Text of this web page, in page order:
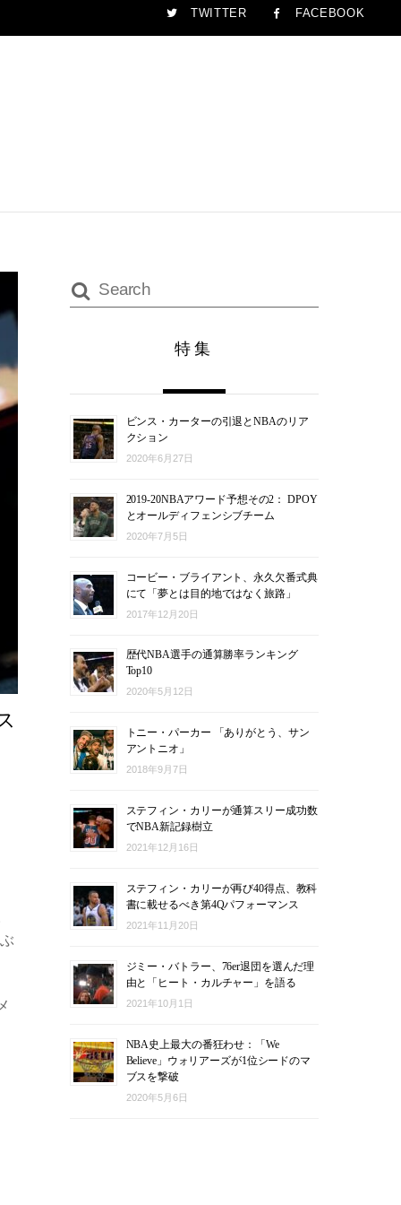
TWITTER FACEBOOK
特集
ビンス・カーターの引退とNBAのリア
クション
2020年6月27日
2019-20NBAアワード予想その2： DPOY
とオールディフェンシブチーム
2020年7月5日
コービー・ブライアント、永久欠番式典
にて「夢とは目的地ではなく旅路」
2017年12月20日
歴代NBA選手の通算勝率ランキング
Top10
2020年5月12日
トニー・パーカー 「ありがとう、サン
アントニオ」
2018年9月7日
ステフィン・カリーが通算スリー成功数
でNBA新記録樹立
2021年12月16日
ステフィン・カリーが再び40得点、教科
書に載せるべき第4Qパフォーマンス
2021年11月20日
ジミー・バトラー、76er退団を選んだ理
由と「ヒート・カルチャー」を語る
2021年10月1日
NBA史上最大の番狂わせ：「We
Believe」ウォリアーズが1位シードのマ
ブスを撃破
2020年5月6日